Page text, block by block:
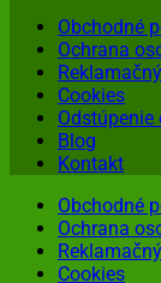
Obchodné
Ochrana
Cookies
Odstúpenie
Blog
Kontakt
Obchodné
Ochrana
Cookies